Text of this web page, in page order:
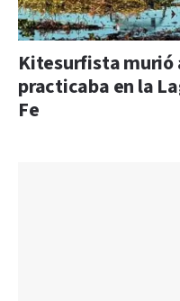
Kitesurfista murió
practicaba en la
Fe